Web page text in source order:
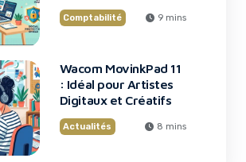
Comptabilité 9 mins
Wacom MovinkPad 11
: Idéal pour Artistes
Digitaux et Créatifs
Actualités 8 mins